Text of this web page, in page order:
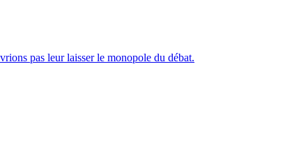
pas leur laisser le monopole du débat.